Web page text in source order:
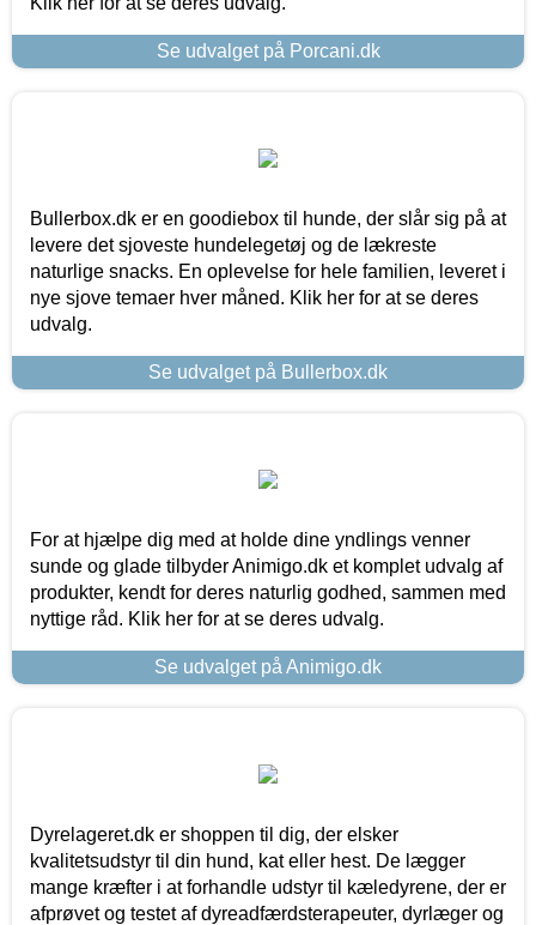
Se udvalget på Porcani.dk
Bullerbox.dk er en goodiebox til hunde, der slår sig på at
levere det sjoveste hundelegetøj og de lækreste
naturlige snacks. En oplevelse for hele familien, leveret i
nye sjove temaer hver måned. Klik her for at se deres
udvalg.
Se udvalget på Bullerbox.dk
For at hjælpe dig med at holde dine yndlings venner
sunde og glade tilbyder Animigo.dk et komplet udvalg af
produkter, kendt for deres naturlig godhed, sammen med
nyttige råd. Klik her for at se deres udvalg.
Se udvalget på Animigo.dk
Dyrelageret.dk er shoppen til dig, der elsker
kvalitetsudstyr til din hund, kat eller hest. De lægger
mange kræfter i at forhandle udstyr til kæledyrene, der er
afprøvet og testet af dyreadfærdsterapeuter, dyrlæger og